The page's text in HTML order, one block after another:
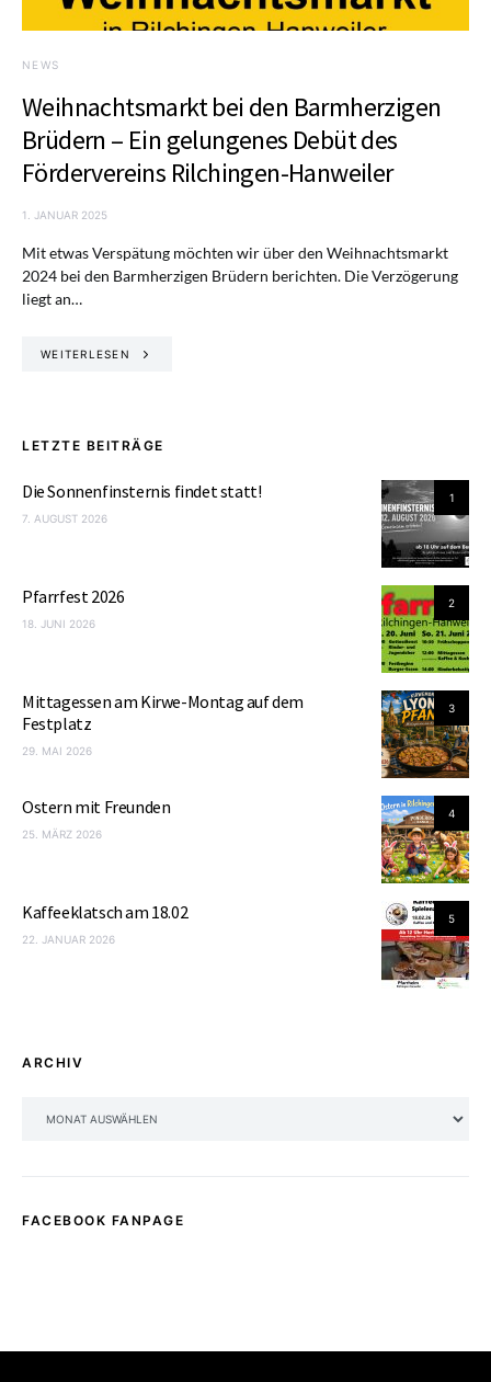
NEWS
Weihnachtsmarkt bei den Barmherzigen
Brüdern – Ein gelungenes Debüt des
Fördervereins Rilchingen-Hanweiler
1. JANUAR 2025
Mit etwas Verspätung möchten wir über den Weihnachtsmarkt
2024 bei den Barmherzigen Brüdern berichten. Die Verzögerung
liegt an…
WEITERLESEN
LETZTE BEITRÄGE
1
Die Sonnenfinsternis findet statt!
7. AUGUST 2026
2
Pfarrfest 2026
18. JUNI 2026
3
Mittagessen am Kirwe-Montag auf dem
Festplatz
29. MAI 2026
4
Ostern mit Freunden
25. MÄRZ 2026
5
Kaffeeklatsch am 18.02
22. JANUAR 2026
ARCHIV
FACEBOOK FANPAGE